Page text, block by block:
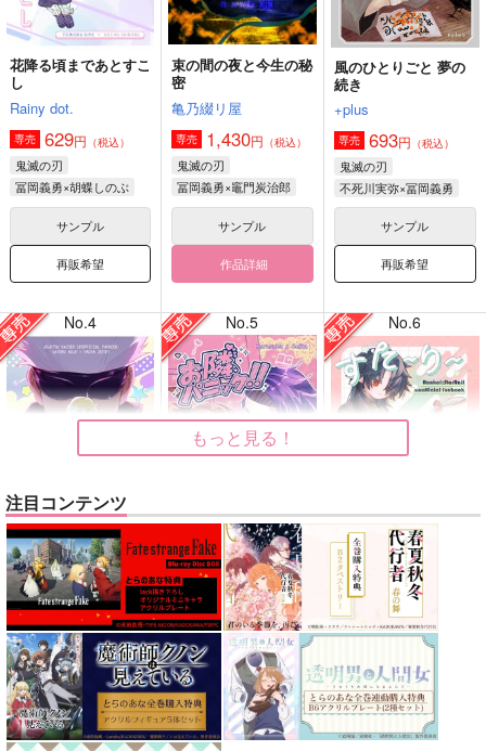
【僕のヒーローアカデミア】
花降る頃まであとすこ
し
Rainy dot.
専売 629円 （税込）
鬼滅の刃
冨岡義勇×胡蝶しのぶ
サンプル
再販希望
束の間の夜と今生の秘
密
亀乃綴リ屋
専売 1,430円 （税込）
鬼滅の刃
冨岡義勇×竈門炭治郎
サンプル
作品詳細
風のひとりごと 夢の
続き
+plus
専売 693円 （税込）
鬼滅の刃
不死川実弥×冨岡義勇
サンプル
再販希望
No.4
どうぞ、しばしの戯れ
を！
はたけおこし
専売 629円 （税込）
呪術廻戦
五条悟×禪院直哉
サンプル
No.5
お隣パニック!!
キャロル
専売 1,100円（税込）
その他
カラスバ×セイカ
サンプル
No.6
すたーりーきゃっとう
ぉーく
妄想消しごむハンコ
専売 440円 （税込）
崩壊：スターレイル
刃
景元
サンプル
もっと見る！
注目コンテンツ